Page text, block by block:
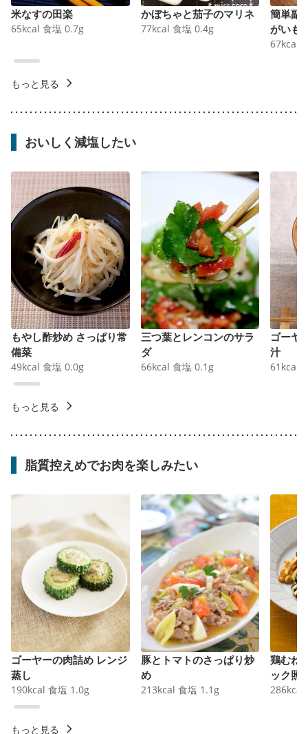
米なすの田楽
65kcal 食塩 0.7g
かぼちゃと茄子のマリネ
77kcal 食塩 0.4g
簡単副
がいも
67kcal
もっと見る
おいしく減塩したい
もやし酢炒め さっぱり常
備菜
49kcal 食塩 0.0g
三つ葉とレンコンのサラ
ダ
66kcal 食塩 0.1 g
ゴーヤ
汁
61 kcal
もっと見る
脂質控えめでお肉を楽しみたい
ゴーヤーの肉詰め レンジ
蒸し
190kcal 食塩 1.0g
豚とトマトのさっぱり炒
め
213kcal 食塩 1.1 g
鶏むね
ック照
286kcal
もっと見る